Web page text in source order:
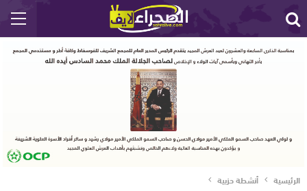
الرئيسية أنشطة حزبية